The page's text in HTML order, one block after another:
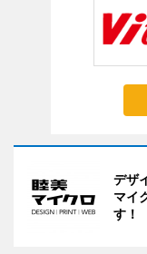
デザ
マイ
す！